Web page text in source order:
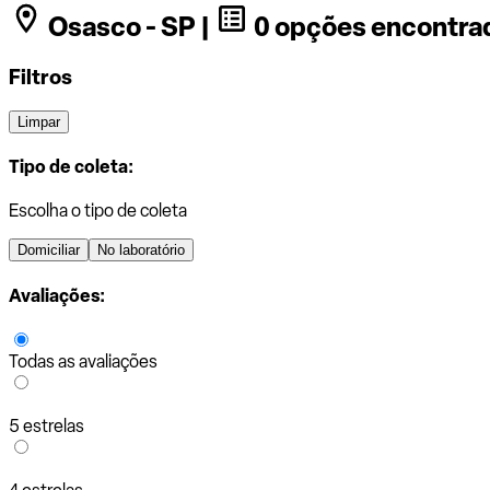
Osasco - SP | 0 opções
Filtros
Limpar
Tipo de coleta:
Escolha o tipo de coleta
Domiciliar No laboratório
Avaliações:
Todas as avaliações
5 estrelas